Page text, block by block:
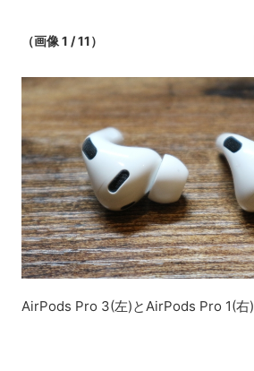
（画像 1 / 11）
AirPods Pro 3(左)とAirPods Pro 1(右)